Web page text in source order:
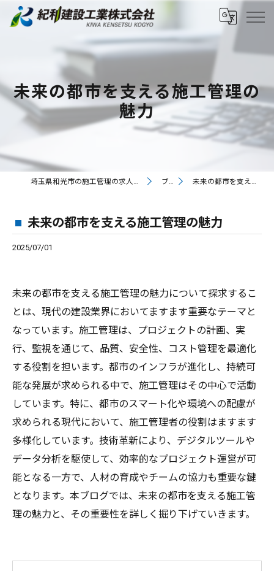
未来の都市を支える施工管理の
魅力
埼玉県和光市の施工管理の求人なら紀和建設工業株式会社 ブログ 未来の都市を支える施工管理の魅力
未来の都市を支える施工管理の魅力
2025/07/01
未来の都市を支える施工管理の魅力について探求するこ
とは、現代の建設業界においてますます重要なテーマと
なっています。施工管理は、プロジェクトの計画、実
行、監視を通じて、品質、安全性、コスト管理を最適化
する役割を担います。都市のインフラが進化し、持続可
能な発展が求められる中で、施工管理はその中心で活動
しています。特に、都市のスマート化や環境への配慮が
求められる現代において、施工管理者の役割はますます
多様化しています。技術革新により、デジタルツールや
データ分析を駆使して、効率的なプロジェクト運営が可
能となる一方で、人材の育成やチームの協力も重要な鍵
となります。本ブログでは、未来の都市を支える施工管
理の魅力と、その重要性を詳しく掘り下げていきます。